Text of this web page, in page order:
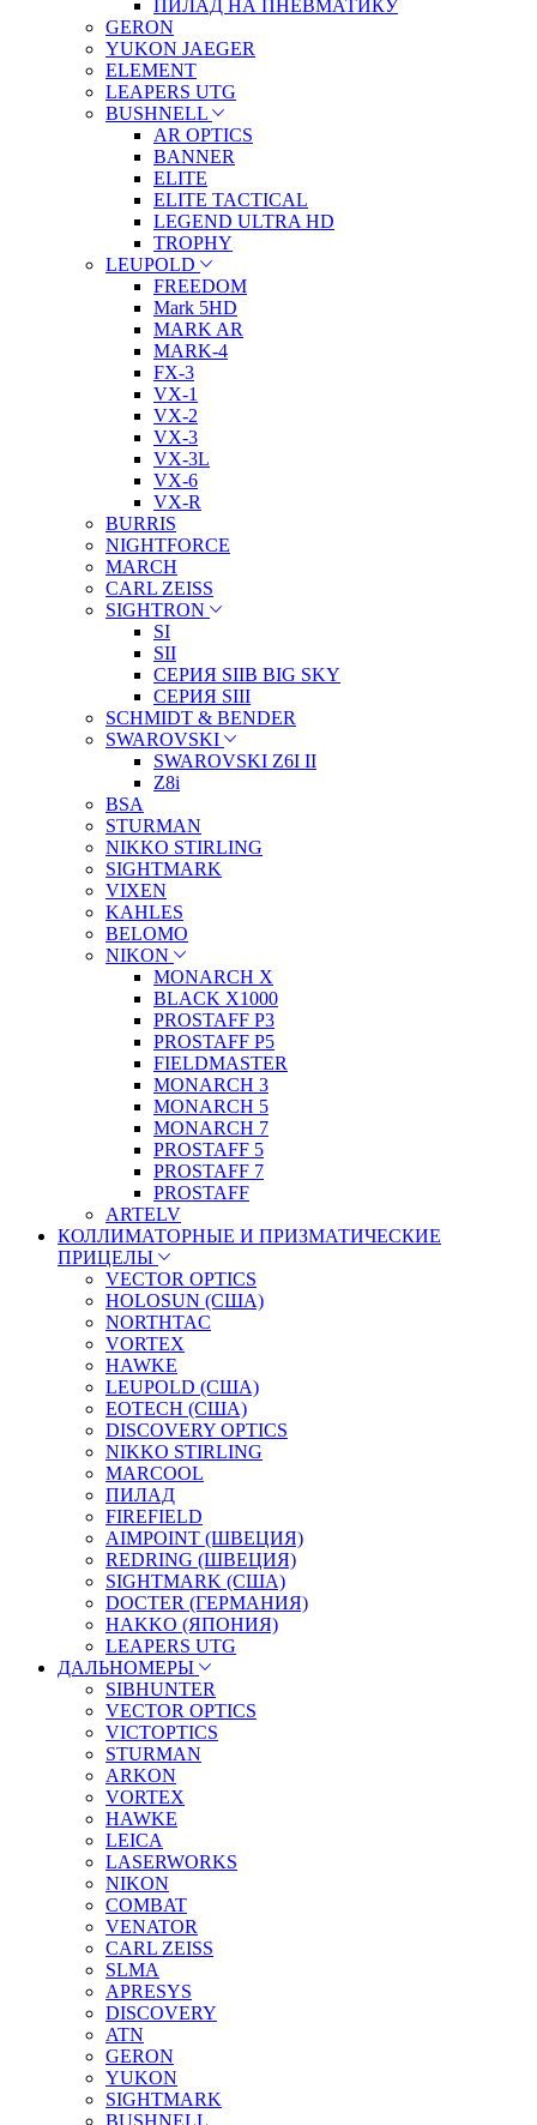
ПИЛАД НА ПНЕВМАТИКУ
GERON
YUKON JAEGER
ELEMENT
LEAPERS UTG
BUSHNELL
AR OPTICS
BANNER
ELITE
ELITE TACTICAL
LEGEND ULTRA HD
TROPHY
LEUPOLD
FREEDOM
Mark 5HD
MARK AR
MARK-4
FX-3
VX-1
VX-2
VX-3
VX-3L
VX-6
VX-R
BURRIS
NIGHTFORCE
MARCH
CARL ZEISS
SIGHTRON
SI
SII
СЕРИЯ SIIB BIG SKY
СЕРИЯ SIII
SCHMIDT & BENDER
SWAROVSKI
SWAROVSKI Z6I II
Z8i
BSA
STURMAN
NIKKO STIRLING
SIGHTMARK
VIXEN
KAHLES
BELOMO
NIKON
MONARCH X
BLACK X1000
PROSTAFF P3
PROSTAFF P5
FIELDMASTER
MONARCH 3
MONARCH 5
MONARCH 7
PROSTAFF 5
PROSTAFF 7
PROSTAFF
ARTELV
КОЛЛИМАТОРНЫЕ И ПРИЗМАТИЧЕСКИЕ
ПРИЦЕЛЫ
VECTOR OPTICS
HOLOSUN (США)
NORTHTAC
VORTEX
HAWKE
LEUPOLD (США)
EOTECH (США)
DISCOVERY OPTICS
NIKKO STIRLING
MARCOOL
ПИЛАД
FIREFIELD
AIMPOINT (ШВЕЦИЯ)
REDRING (ШВЕЦИЯ)
SIGHTMARK (США)
DOCTER (ГЕРМАНИЯ)
HAKKO (ЯПОНИЯ)
LEAPERS UTG
ДАЛЬНОМЕРЫ
SIBHUNTER
VECTOR OPTICS
VICTOPTICS
STURMAN
ARKON
VORTEX
HAWKE
LEICA
LASERWORKS
NIKON
COMBAT
VENATOR
CARL ZEISS
SLMA
APRESYS
DISCOVERY
ATN
GERON
YUKON
SIGHTMARK
BUSHNELL